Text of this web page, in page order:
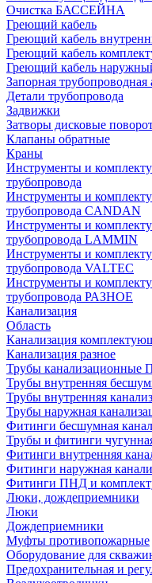
Очистка БАССЕЙНА
Греющий кабель
Греющий кабель
Греющий кабель
Греющий кабель
Запорная трубопроводная
Детали трубопровода
Задвижки
Затворы дисковые
Клапаны обратные
Краны
Инструменты и
трубопровода
Инструменты и
трубопровода CANDAN
Инструменты и
трубопровода LAMMIN
Инструменты и
трубопровода VALTEC
Инструменты и
трубопровода РАЗНОЕ
Канализация
Область
Канализация
Канализация разное
Трубы канализационные
Трубы внутренняя
Трубы внутренняя
Трубы наружная
Фитинги бесшумная
Трубы и фитинги
Фитинги внутренняя
Фитинги наружная
Фитинги ПНД и
Люки, дождеприемники
Люки
Дождеприемники
Муфты противопожарные
Оборудование для
Предохранительная и